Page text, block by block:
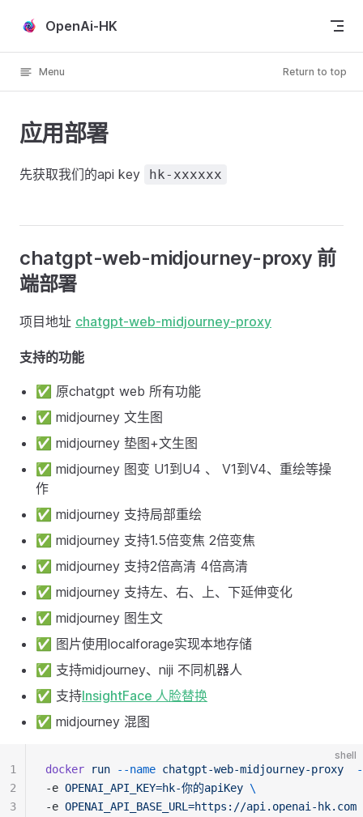
Skip to content
OpenAi-HK
Menu Return to top
应用部署
先获取我们的api key hk-xxxxxx
chatgpt-web-midjourney-proxy 前
端部署
项目地址 chatgpt-web-midjourney-proxy
支持的功能
✅ 原chatgpt web 所有功能
✅ midjourney 文生图
✅ midjourney 垫图+文生图
✅ midjourney 图变 U1到U4 、 V1到V4、重绘等操
作
✅ midjourney 支持局部重绘
✅ midjourney 支持1.5倍变焦 2倍变焦
✅ midjourney 支持2倍高清 4倍高清
✅ midjourney 支持左、右、上、下延伸变化
✅ midjourney 图生文
✅ 图片使用localforage实现本地存储
✅ 支持midjourney、niji 不同机器人
✅ 支持InsightFace 人脸替换
✅ midjourney 混图
shell
docker run --name chatgpt-web-midjourney-proxy
-e OPENAI_API_KEY=hk-你的apiKey \
-e OPENAI_API_BASE_URL=https://api.openai-hk.com
1
2
3